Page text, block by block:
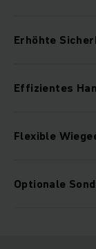
Erhöhte
Effizientes
Flexible
Optionale